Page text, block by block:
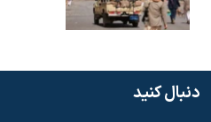
دنبال کنید